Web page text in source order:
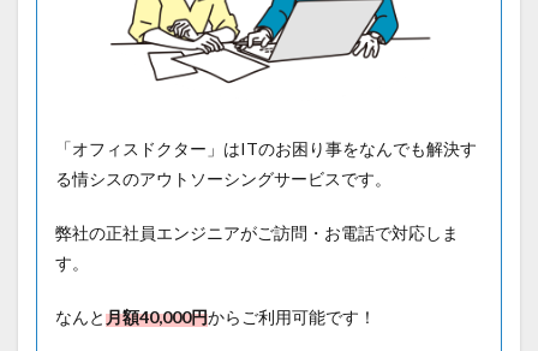
「オフィスドクター」はITのお困り事をなんでも解決す
る情シスのアウトソーシングサービスです。
弊社の正社員エンジニアがご訪問・お電話で対応しま
す。
なんと月額40,000円からご利用可能です！